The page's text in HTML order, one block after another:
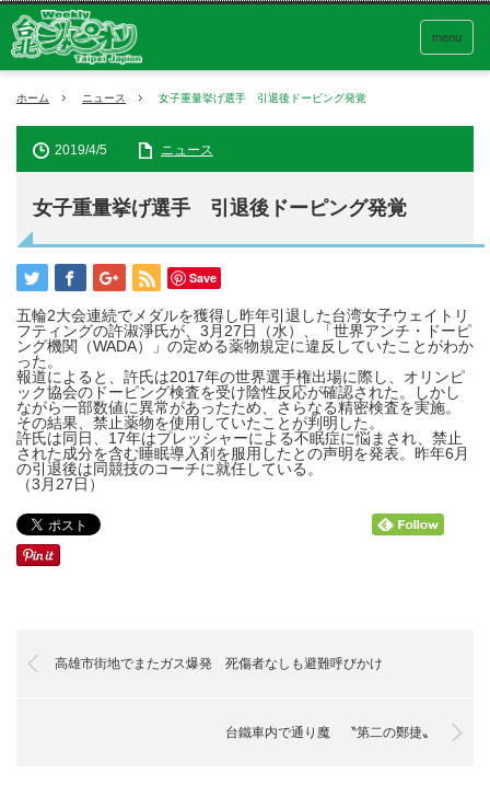
menu
ホーム ニュース 女子重量挙げ選手 引退後ドーピング発覚
2019/4/5 ニュース
女子重量挙げ選手 引退後ドーピング発覚
Save
五輪2大会連続でメダルを獲得し昨年引退した台湾女子ウェイトリ
フティングの許淑淨氏が、3月27日（水）、「世界アンチ・ドーピ
ング機関（WADA）」の定める薬物規定に違反していたことがわか
った。
報道によると、許氏は2017年の世界選手権出場に際し、オリンピ
ック協会のドーピング検査を受け陰性反応が確認された。しかし
ながら一部数値に異常があったため、さらなる精密検査を実施。
その結果、禁止薬物を使用していたことが判明した。
許氏は同日、17年はプレッシャーによる不眠症に悩まされ、禁止
された成分を含む睡眠導入剤を服用したとの声明を発表。昨年6月
の引退後は同競技のコーチに就任している。
（3月27日）
高雄市街地でまたガス爆発 死傷者なしも避難呼びかけ
台鐵車内で通り魔 〝第二の鄭捷〟